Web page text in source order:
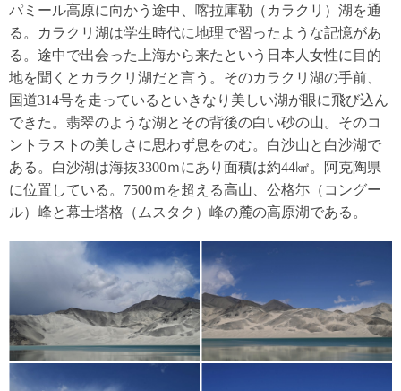
パミール高原に向かう途中、喀拉庫勒（カラクリ）湖を通
る。カラクリ湖は学生時代に地理で習ったような記憶があ
る。途中で出会った上海から来たという日本人女性に目的
地を聞くとカラクリ湖だと言う。そのカラクリ湖の手前、
国道314号を走っているといきなり美しい湖が眼に飛び込ん
できた。翡翠のような湖とその背後の白い砂の山。そのコ
ントラストの美しさに思わず息をのむ。白沙山と白沙湖で
ある。白沙湖は海抜3300ｍにあり面積は約44㎢。阿克陶県
に位置している。7500ｍを超える高山、公格尓（コングー
ル）峰と幕士塔格（ムスタク）峰の麓の高原湖である。